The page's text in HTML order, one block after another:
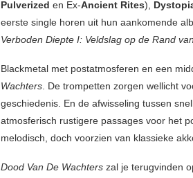
Pulverized en Ex-Ancient Rites),
eerste single horen uit hun aankomende
Verboden Diepte I: Veldslag op de Rand
Blackmetal met postatmosferen en een
Wachters. De trompetten zorgen wellicht
geschiedenis. En de afwisseling tussen
atmosferisch rustigere passages voor het
melodisch, doch voorzien van klassieke
Dood Van De Wachters zal je terugvinden